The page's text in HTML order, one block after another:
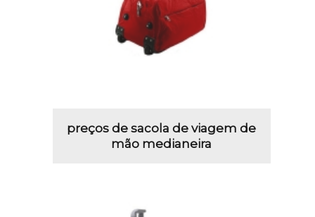
preços de sacola de viagem de
mão medianeira